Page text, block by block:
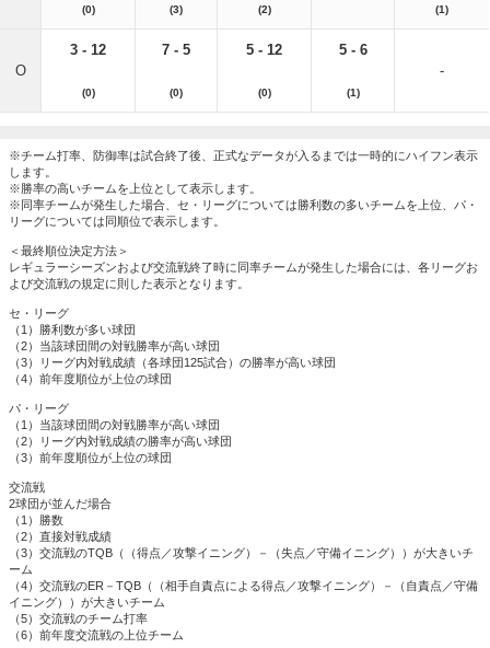
(0) (3) (2) (1)
O
3 - 12
(0)
7 - 5
(0)
5 - 12
(0)
5 - 6
(1)
-
※チーム打率、防御率は試合終了後、正式なデータが入るまでは一時的にハイフン表示
します。
※勝率の高いチームを上位として表示します。
※同率チームが発生した場合、セ・リーグについては勝利数の多いチームを上位、パ・
リーグについては同順位で表示します。
＜最終順位決定方法＞
レギュラーシーズンおよび交流戦終了時に同率チームが発生した場合には、各リーグお
よび交流戦の規定に則した表示となります。
セ・リーグ
（1）勝利数が多い球団
（2）当該球団間の対戦勝率が高い球団
（3）リーグ内対戦成績（各球団125試合）の勝率が高い球団
（4）前年度順位が上位の球団
パ・リーグ
（1）当該球団間の対戦勝率が高い球団
（2）リーグ内対戦成績の勝率が高い球団
（3）前年度順位が上位の球団
交流戦
2球団が並んだ場合
（1）勝数
（2）直接対戦成績
（3）交流戦のTQB（（得点／攻撃イニング）－（失点／守備イニング））が大きいチ
ーム
（4）交流戦のER－TQB（（相手自責点による得点／攻撃イニング）－（自責点／守備
イニング））が大きいチーム
（5）交流戦のチーム打率
（6）前年度交流戦の上位チーム